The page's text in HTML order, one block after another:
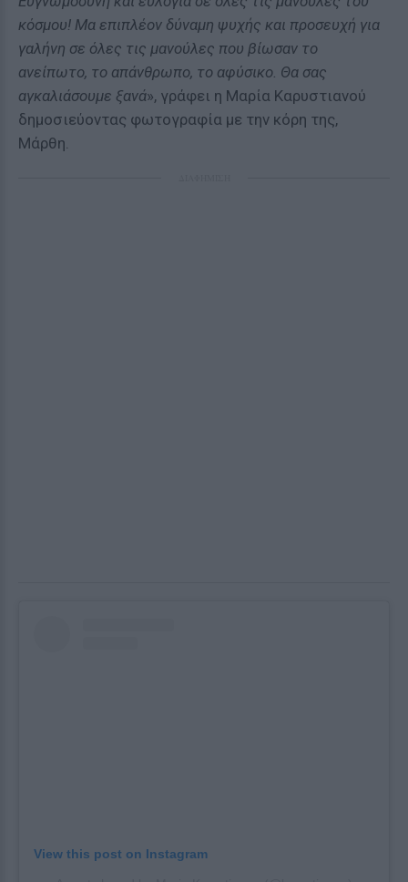
κόσμου! Μα επιπλέον δύναμη ψυχής και προσευχή για
γαλήνη σε όλες τις μανούλες που βίωσαν το
ανείπωτο, το απάνθρωπο, το αφύσικο. Θα σας
αγκαλιάσουμε ξανά», γράφει η Μαρία Καρυστιανού
δημοσιεύοντας φωτογραφία με την κόρη της,
Μάρθη.
View this post on Instagram